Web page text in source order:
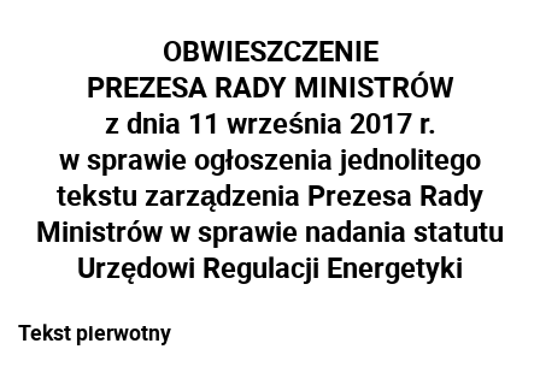
OBWIESZCZENIE
PREZESA RADY MINISTRÓW
z dnia 11 września 2017 r.
w sprawie ogłoszenia jednolitego
tekstu zarządzenia Prezesa Rady
Ministrów w sprawie nadania statutu
Urzędowi Regulacji Energetyki
Tekst pierwotny